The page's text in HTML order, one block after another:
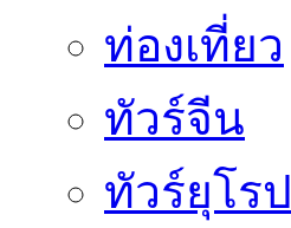
ท่องเที่ยว
ทัวร์จีน
ทัวร์ยุโรป